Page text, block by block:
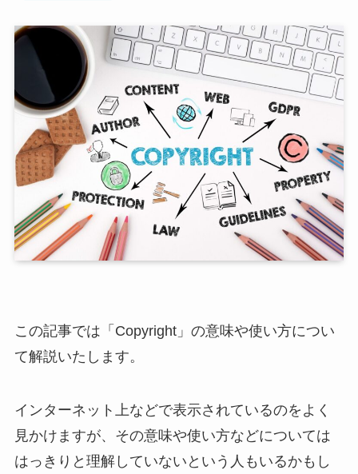
この記事では「Copyright」の意味や使い方につい
て解説いたします。
インターネット上などで表示されているのをよく
見かけますが、その意味や使い方などについては
はっきりと理解していないという人もいるかもし